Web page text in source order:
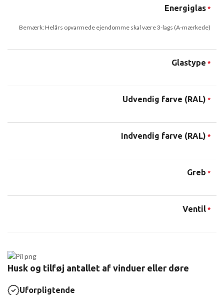
Energiglas *
Bemærk: Helårs opvarmede ejendomme skal være 3-lags (A-mærkede)
Glastype *
Udvendig farve (RAL) *
Indvendig farve (RAL) *
Greb *
Ventil *
Husk og tilføj antallet af vinduer eller døre
Uforpligtende